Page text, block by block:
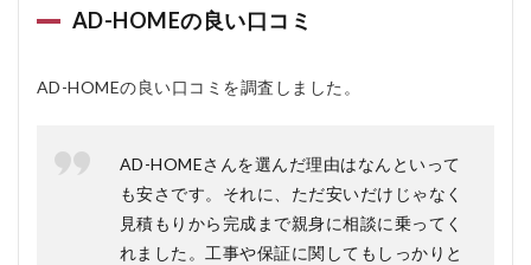
か？
AD-HOMEの良い口コミ
AD-HOMEの良い口コミを調査しました。
AD-HOMEさんを選んだ理由はなんといって
も安さです。それに、ただ安いだけじゃなく
見積もりから完成まで親身に相談に乗ってく
れました。工事や保証に関してもしっかりと